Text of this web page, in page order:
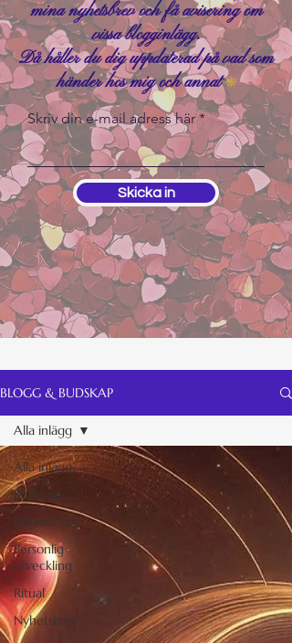
mina nyhetsbrev och få avisering om
vissa blogginlägg.
Då håller du dig uppdaterad på vad som
händer hos mig och annat❊
Skriv din e-mail adress här
Skicka in
BLOGG & BUDSKAP
Alla inlägg
Budskap
Dagens tips
Personlig
utveckling
Ritual
Nyhetsbrev
Alla inlägg